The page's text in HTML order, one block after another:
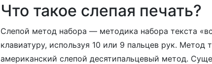
Что такое слепая печать?
Слепой метод набора — методика набора текста
клавиатуру, используя 10 или 9 пальцев рук. Метод
американский слепой десятипальцевый метод.